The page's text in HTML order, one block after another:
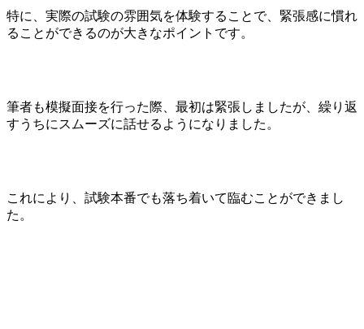
特に、実際の試験の雰囲気を体験することで、緊張感に慣れ
ることができるのが大きなポイントです。
筆者も模擬面接を行った際、最初は緊張しましたが、繰り返
すうちにスムーズに話せるようになりました。
これにより、試験本番でも落ち着いて臨むことができまし
た。